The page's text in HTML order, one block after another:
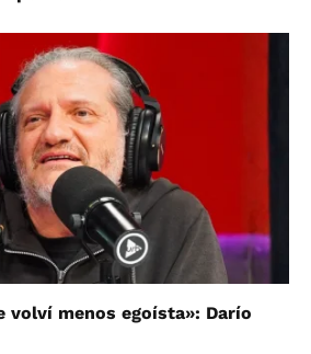
volví menos egoísta»: Darío